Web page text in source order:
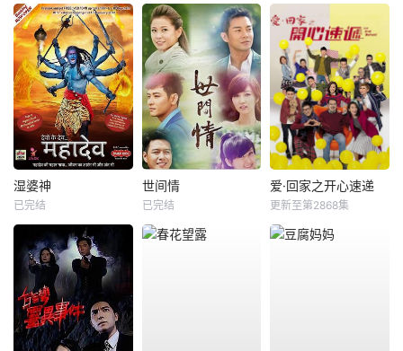
湿婆神
已完结
世间情
已完结
爱·回家之开心速递
更新至第2868集